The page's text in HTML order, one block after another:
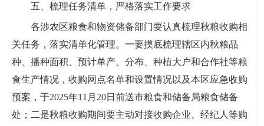
五、梳理任务清单，严格落实工作要求
各涉农区粮食和物资储备部门要认真梳理秋粮收购相
关任务，落实清单化管理。一要摸底梳理辖区内秋粮品
种、播种面积、预计单产、分布、种植大户和合作社等粮
食生产情况，收购网点名单和设置情况以及本区应急收购
预案，于2025年11月20日前送市粮食和储备局粮食储备
处；二是秋粮收购期间要主动对接收购企业、经纪人等购